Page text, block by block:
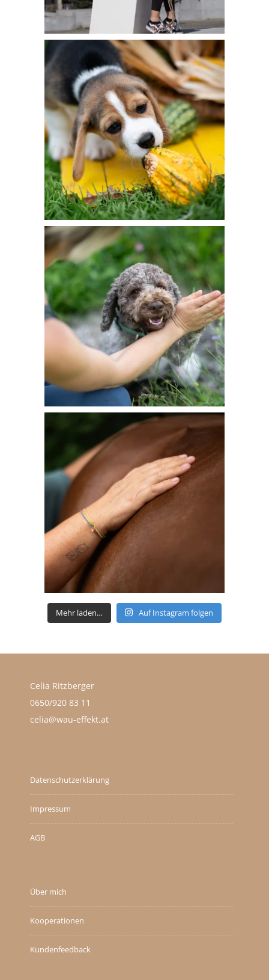
Mehr laden… Auf Instagram folgen
Celia Ritzberger
0650/920 83 11
celia@wau-effekt.at
Datenschutzerklärung
Impressum
AGB
Über mich
Kooperationen
Kundenfeedback